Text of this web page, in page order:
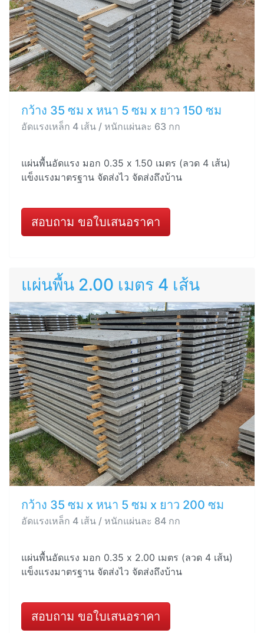
กว้าง 35 ซม x หนา 5 ซม x ยาว 150 ซม
อัดแรงเหล็ก 4 เส้น / หนักแผ่นละ 63 กก
แผ่นพื้นอัดแรง มอก 0.35 x 1.50 เมตร (ลวด 4 เส้น)
แข็งแรงมาตรฐาน จัดส่งไว จัดส่งถึงบ้าน
สอบถาม ขอใบเสนอราคา
แผ่นพื้น 2.00 เมตร 4 เส้น
กว้าง 35 ซม x หนา 5 ซม x ยาว 200 ซม
อัดแรงเหล็ก 4 เส้น / หนักแผ่นละ 84 กก
แผ่นพื้นอัดแรง มอก 0.35 x 2.00 เมตร (ลวด 4 เส้น)
แข็งแรงมาตรฐาน จัดส่งไว จัดส่งถึงบ้าน
สอบถาม ขอใบเสนอราคา